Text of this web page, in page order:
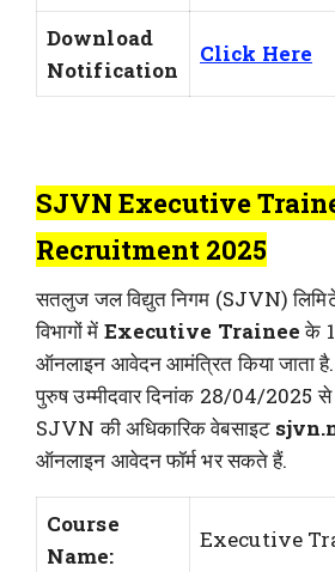
Download
Notification
Click Here
SJVN Executive
Recruitment 2025
सतलुज जल विद्युत निगम (SJVN)
विभागों में Executive Traineeके
ऑनलाइन आवेदन आमंत्रित किया जाता है.
पुरुष उम्मीदवार दिनांक 28/04/
SJVN की अधिकारिक वेबसाइट
ऑनलाइन आवेदन फॉर्म भर सकते हैं.
Course
Name:
Executive